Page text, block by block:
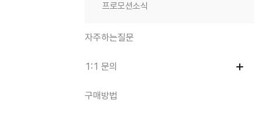
프로모션소식
자주하는질문
1:1 문의
구매방법